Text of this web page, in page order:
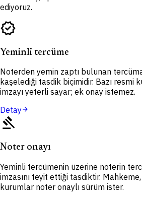
ediyoruz.
verified
Yeminli tercüme
Noterden yemin zaptı bulunan
kaşelediği tasdik biçimidir. Bazı resmi
imzayı yeterli sayar; ek onay istemez.
Detayarrow_forward
gavel
Noter onayı
Yeminli tercümenin üzerine noterin
imzasını teyit ettiği tasdiktir.
kurumlar noter onaylı sürüm ister.